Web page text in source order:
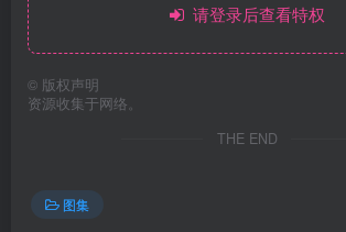
请登录后查看特权
© 版权声明
资源收集于网络。
THE END
图集